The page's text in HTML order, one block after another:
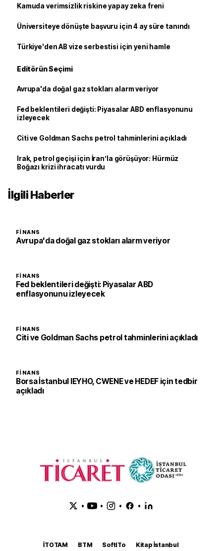
Kamuda verimsizlik riskine yapay zeka freni
Üniversiteye dönüşte başvuru için 4 ay süre tanındı
Türkiye'den AB vize serbestisi için yeni hamle
Editörün Seçimi
Avrupa'da doğal gaz stokları alarm veriyor
Fed beklentileri değişti: Piyasalar ABD enflasyonunu
izleyecek
Citi ve Goldman Sachs petrol tahminlerini açıkladı
Irak, petrol geçişi için İran’la görüşüyor: Hürmüz
Boğazı krizi ihracatı vurdu
İlgili Haberler
FINANS
Avrupa'da doğal gaz stokları alarm veriyor
FINANS
Fed beklentileri değişti: Piyasalar ABD
enflasyonunu izleyecek
FINANS
Citi ve Goldman Sachs petrol tahminlerini açıkladı
FINANS
Borsa İstanbul IEYHO, CWENE ve HEDEF için tedbir
açıkladı
• • • •
İTOTAM BTM SoftITo
Kitap İstanbul